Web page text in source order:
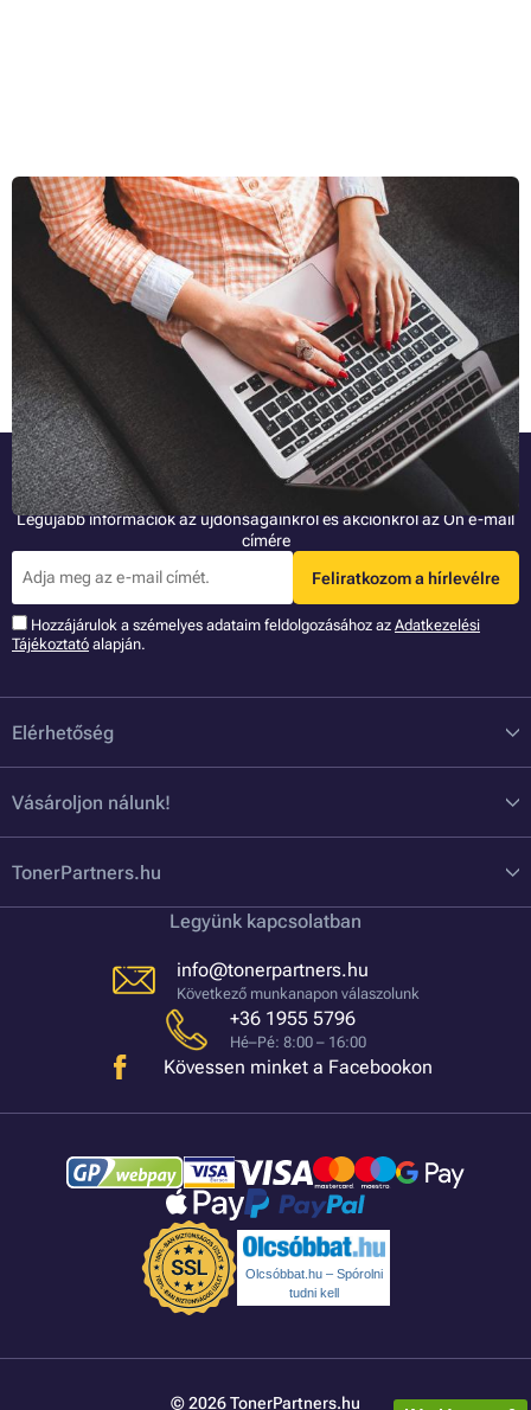
Biztonság az interneten ½ : Böngésző beállítása és online
adatvédelem
Az internet forradalmasította az életünket. Rövidültek a távolságok,
felgyorsult a kommunikáció átadás, hozzáférésünk van rengeteg
információhoz. Az internet olyan, mint a tűz - jó szolga, de rossz
gazda. Hogyan lehet vele dolgozni, hogy ne égessünk meg magunkat?
Olvassa el az alábbi tippeket az internettel való biztonságos
működéshez.
Legyen az elsők között!
Legújabb információk az újdonságainkról és akciónkról az Ön e-mail
címére
Feliratkozom a hírlevélre
Hozzájárulok a szémelyes adataim feldolgozásához az Adatkezelési
Tájékoztató alapján.
Elérhetőség
Vásároljon nálunk!
TonerPartners.hu
Legyünk kapcsolatban
info@tonerpartners.hu
Következő munkanapon válaszolunk
+36 1955 5796
Hé–Pé: 8:00 – 16:00
Kövessen minket a Facebookon
Olcsóbbat.hu – Spórolni
tudni kell
© 2026 TonerPartners.hu